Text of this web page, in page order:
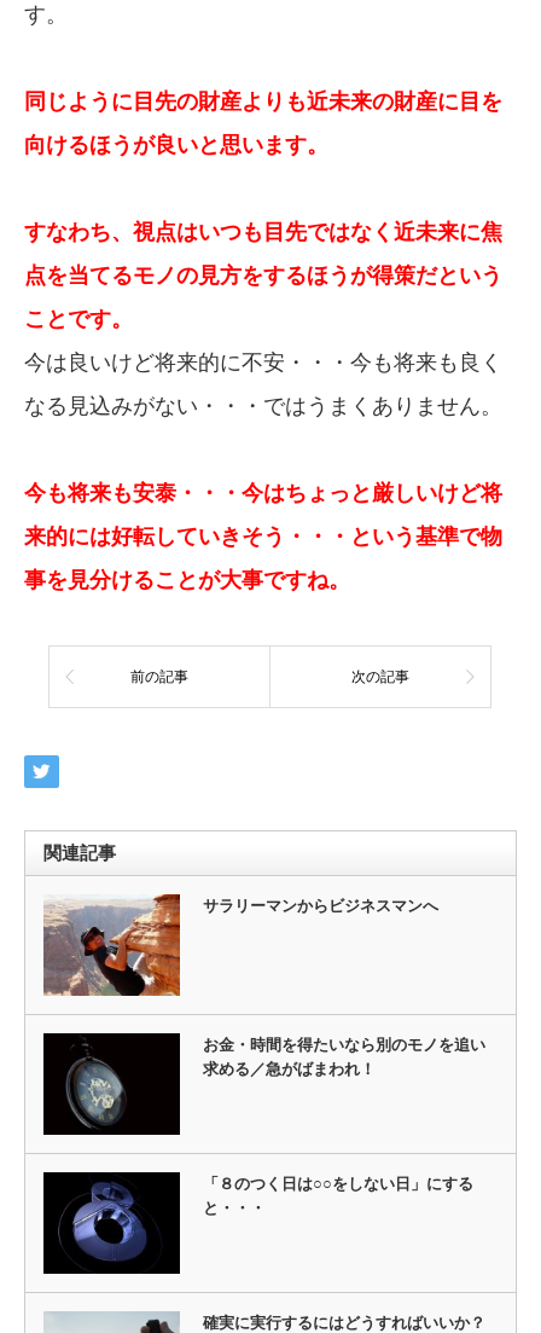
す。
同じように目先の財産よりも近未来の財産に目を
向けるほうが良いと思います。
すなわち、視点はいつも目先ではなく近未来に焦
点を当てるモノの見方をするほうが得策だという
ことです。
今は良いけど将来的に不安・・・今も将来も良く
なる見込みがない・・・ではうまくありません。
今も将来も安泰・・・今はちょっと厳しいけど将
来的には好転していきそう・・・という基準で物
事を見分けることが大事ですね。
前の記事 次の記事
関連記事
サラリーマンからビジネスマンへ
お金・時間を得たいなら別のモノを追い
求める／急がばまわれ！
「８のつく日は○○をしない日」にする
と・・・
確実に実行するにはどうすればいいか？